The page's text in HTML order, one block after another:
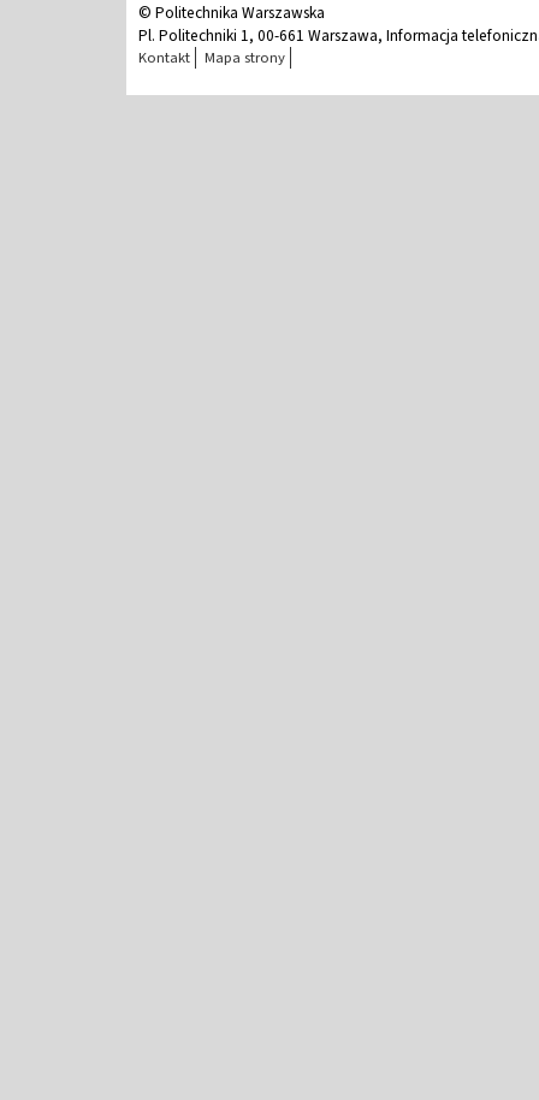
© Politechnika Warszawska
Pl. Politechniki 1, 00-661 Warszawa, Informacja
Kontakt Mapa strony